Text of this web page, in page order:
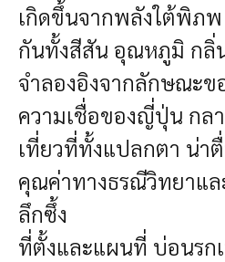
เกิดขึ้นจากพลังใต้พิภ
กันทั้งสีสัน อุณหภูมิ กลิ่
จำลองอิงจากลักษณะข
ความเชื่อของญี่ปุ่น กล
เที่ยวที่ทั้งแปลกตา น่า
คุณค่าทางธรณีวิทยาแ
ลึกซึ้ง
ที่ตั้งและแผนที่ บ่อนรก